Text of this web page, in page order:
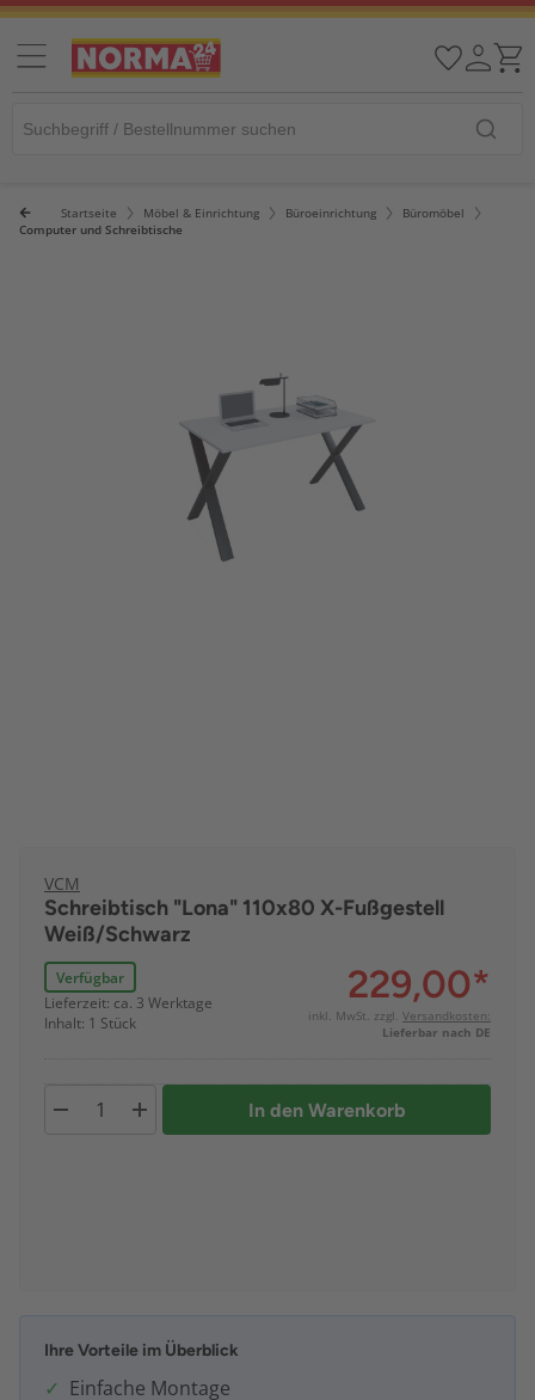
Startseite Möbel & Einrichtung Büroeinrichtung
Büromöbel
Computer und Schreibtische
VCM
Schreibtisch "Lona" 110x80 X-Fußgestell
Weiß/Schwarz
Verfügbar
Lieferzeit: ca. 3 Werktage
Inhalt: 1 Stück
229,00*
inkl. MwSt. zzgl. Versandkosten:
Lieferbar nach DE
In den Warenkorb
Ihre Vorteile im Überblick
Einfache Montage